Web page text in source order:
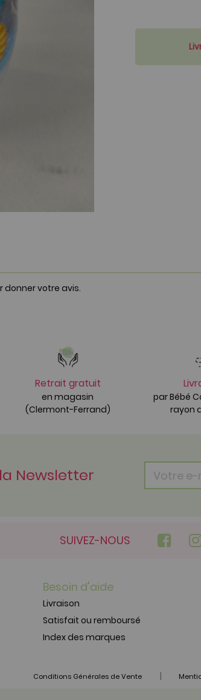
donner votre avis.
Retrait gratuit
en magasin
(Clermont-Ferrand)
par Bébé
rayon
Newsletter
SUIVEZ-NOUS
Besoin d'aide
Livraison
Satisfait ou remboursé
Index des marques
Conditions Générales de Vente |